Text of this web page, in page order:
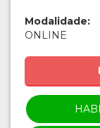
Modalidade:
ONLINE